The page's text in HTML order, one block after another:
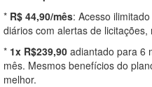
* R$ 44,90/mês: Acesso
diários com alertas de
* 1x R$239,90 adiantado para 6
mês. Mesmos benefícios do
melhor.